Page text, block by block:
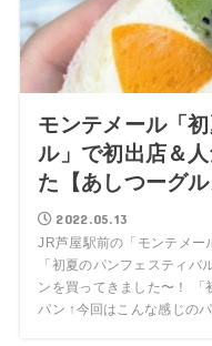
モンテメール「
ル」で初出店＆
た【あしつーグル
2022.05.13
JR芦屋駅前の「モンテメー
「初夏のパンフェスティバ
ンを買ってきました〜！ 「
パン ↑今回はこんな感じのパ